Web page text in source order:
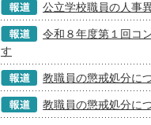
公立学校職員の人事
令和８年度第１回コ
す
教職員の懲戒処分に
教職員の懲戒処分に